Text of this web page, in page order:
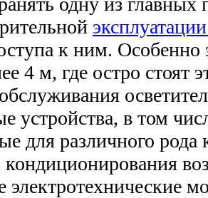
к ним. Особенно
4 м, где остро стоят
устройства, в том
для различного
кондиционирования
электротехнические